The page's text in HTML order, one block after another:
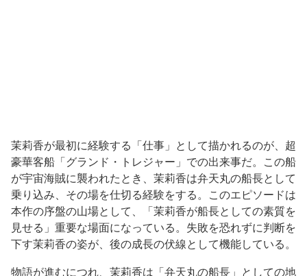
茉莉香が最初に経験する「仕事」として描かれるのが、超
豪華客船「グランド・トレジャー」での出来事だ。この船
が宇宙海賊に襲われたとき、茉莉香は弁天丸の船長として
乗り込み、その場を仕切る経験をする。このエピソードは
本作の序盤の山場として、「茉莉香が船長としての素質を
見せる」重要な場面になっている。失敗を恐れずに判断を
下す茉莉香の姿が、後の成長の伏線として機能している。
物語が進むにつれ、茉莉香は「弁天丸の船長」としての地